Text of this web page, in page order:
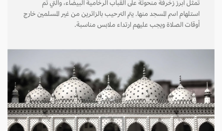
تمثل أبرز زخرفة منحوتة على القباب الرخامية البيضاء، والتي تم
استلهام اسم المسجد منها. يتم الترحيب بالزائرين من غير المسلمين خارج
أوقات الصلاة ويجب عليهم ارتداء ملابس مناسبة.